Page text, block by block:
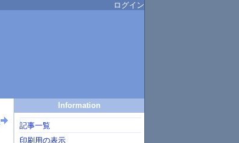
ログイン
Information
記事一覧
印刷用の表示